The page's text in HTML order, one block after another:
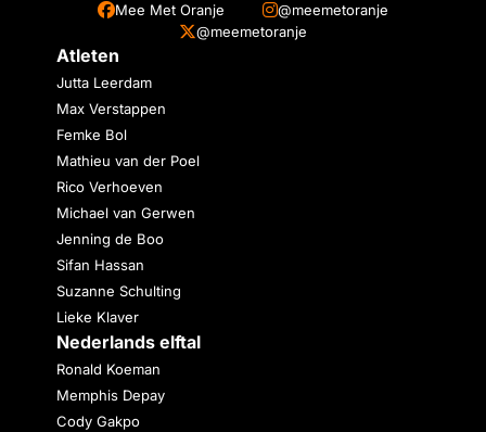
Mee Met Oranje
@meemetoranje
@meemetoranje
Atleten
Jutta Leerdam
Max Verstappen
Femke Bol
Mathieu van der Poel
Rico Verhoeven
Michael van Gerwen
Jenning de Boo
Sifan Hassan
Suzanne Schulting
Lieke Klaver
Nederlands elftal
Ronald Koeman
Memphis Depay
Cody Gakpo